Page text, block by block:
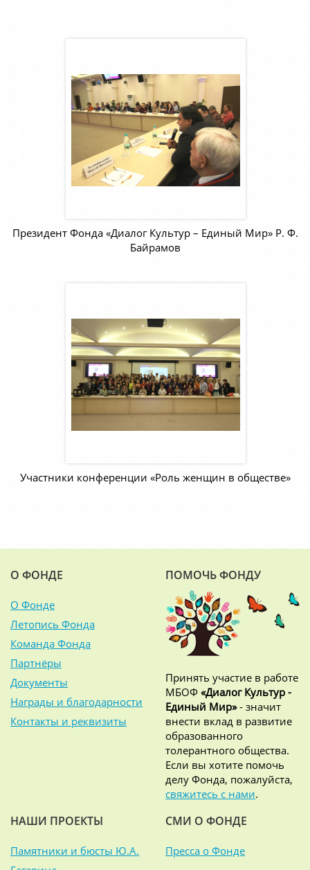
Президент Фонда «Диалог Культур – Единый Мир» Р. Ф.
Байрамов
Участники конференции «Роль женщин в обществе»
О ФОНДЕ
О Фонде
Летопись Фонда
Команда Фонда
Партнёры
Документы
Награды и благодарности
Контакты и реквизиты
ПОМОЧЬ ФОНДУ
Принять участие в работе
МБОФ «Диалог Культур -
Единый Мир»- значит
внести вклад в развитие
образованного
толерантного общества.
Если вы хотите помочь
делу Фонда, пожалуйста,
свяжитесь с нами.
НАШИ ПРОЕКТЫ
Памятники и бюсты Ю.А.
СМИ О ФОНДЕ
Пресса о Фонде